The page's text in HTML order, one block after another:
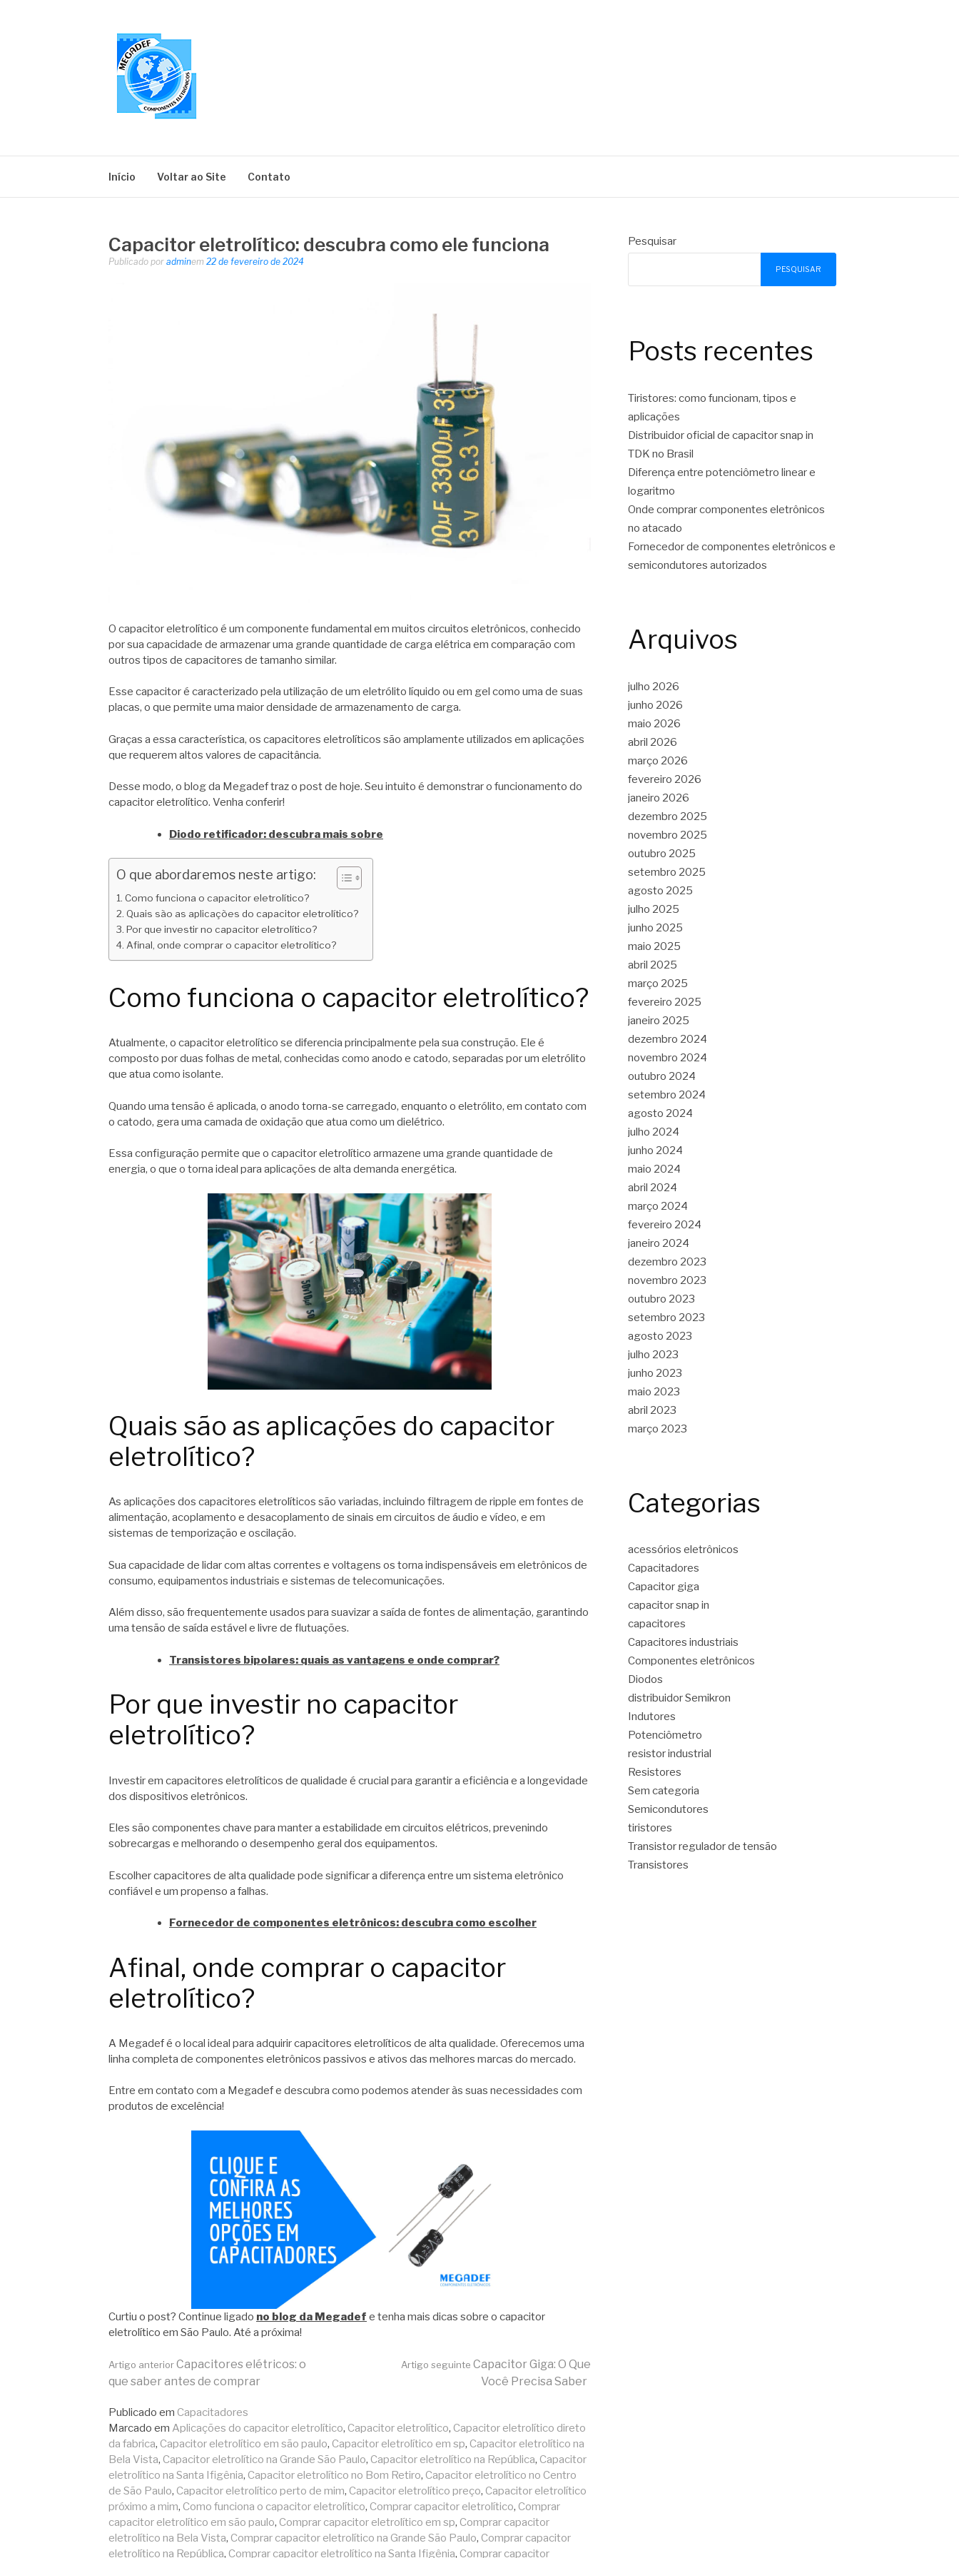
Início Voltar ao Site Contato
Capacitor eletrolítico: descubra como ele funciona
Publicado por adminem 22 de fevereiro de 2024
O capacitor eletrolítico é um componente fundamental em muitos circuitos eletrônicos, conhecido
por sua capacidade de armazenar uma grande quantidade de carga elétrica em comparação com
outros tipos de capacitores de tamanho similar.
Esse capacitor é caracterizado pela utilização de um eletrólito líquido ou em gel como uma de suas
placas, o que permite uma maior densidade de armazenamento de carga.
Graças a essa característica, os capacitores eletrolíticos são amplamente utilizados em aplicações
que requerem altos valores de capacitância.
Desse modo, o blog da Megadef traz o post de hoje. Seu intuito é demonstrar o funcionamento do
capacitor eletrolítico. Venha conferir!
Diodo retificador: descubra mais sobre
O que abordaremos neste artigo:
Como funciona o capacitor eletrolítico?
Quais são as aplicações do capacitor eletrolítico?
Por que investir no capacitor eletrolítico?
Afinal, onde comprar o capacitor eletrolítico?
Como funciona o capacitor eletrolítico?
Atualmente, o capacitor eletrolítico se diferencia principalmente pela sua construção. Ele é
composto por duas folhas de metal, conhecidas como anodo e catodo, separadas por um eletrólito
que atua como isolante.
Quando uma tensão é aplicada, o anodo torna-se carregado, enquanto o eletrólito, em contato com
o catodo, gera uma camada de oxidação que atua como um dielétrico.
Essa configuração permite que o capacitor eletrolítico armazene uma grande quantidade de
energia, o que o torna ideal para aplicações de alta demanda energética.
Quais são as aplicações do capacitor
eletrolítico?
As aplicações dos capacitores eletrolíticos são variadas, incluindo filtragem de ripple em fontes de
alimentação, acoplamento e desacoplamento de sinais em circuitos de áudio e vídeo, e em
sistemas de temporização e oscilação.
Sua capacidade de lidar com altas correntes e voltagens os torna indispensáveis em eletrônicos de
consumo, equipamentos industriais e sistemas de telecomunicações.
Além disso, são frequentemente usados para suavizar a saída de fontes de alimentação, garantindo
uma tensão de saída estável e livre de flutuações.
Transistores bipolares: quais as vantagens e onde comprar?
Por que investir no capacitor
eletrolítico?
Investir em capacitores eletrolíticos de qualidade é crucial para garantir a eficiência e a longevidade
dos dispositivos eletrônicos.
Eles são componentes chave para manter a estabilidade em circuitos elétricos, prevenindo
sobrecargas e melhorando o desempenho geral dos equipamentos.
Escolher capacitores de alta qualidade pode significar a diferença entre um sistema eletrônico
confiável e um propenso a falhas.
Fornecedor de componentes eletrônicos: descubra como escolher
Afinal, onde comprar o capacitor
eletrolítico?
A Megadef é o local ideal para adquirir capacitores eletrolíticos de alta qualidade. Oferecemos uma
linha completa de componentes eletrônicos passivos e ativos das melhores marcas do mercado.
Entre em contato com a Megadef e descubra como podemos atender às suas necessidades com
produtos de excelência!
Curtiu o post? Continue ligado no blog da Megadef e tenha mais dicas sobre o capacitor
eletrolítico em São Paulo. Até a próxima!
Continue
lendo
Artigo anteriorCapacitores elétricos: o
que saber antes de comprar
Artigo seguinte Capacitor Giga: O Que
Você Precisa Saber
Publicado em Capacitadores
Marcado em Aplicações do capacitor eletrolítico, Capacitor eletrolítico, Capacitor eletrolítico direto
da fabrica, Capacitor eletrolítico em são paulo, Capacitor eletrolítico em sp, Capacitor eletrolítico na
Bela Vista, Capacitor eletrolítico na Grande São Paulo, Capacitor eletrolítico na República, Capacitor
eletrolítico na Santa Ifigênia, Capacitor eletrolítico no Bom Retiro, Capacitor eletrolítico no Centro
de São Paulo, Capacitor eletrolítico perto de mim, Capacitor eletrolítico preço, Capacitor eletrolítico
próximo a mim, Como funciona o capacitor eletrolítico, Comprar capacitor eletrolítico, Comprar
capacitor eletrolítico em são paulo, Comprar capacitor eletrolítico em sp, Comprar capacitor
eletrolítico na Bela Vista, Comprar capacitor eletrolítico na Grande São Paulo, Comprar capacitor
eletrolítico na República, Comprar capacitor eletrolítico na Santa Ifigênia, Comprar capacitor
Pesquisar
PESQUISAR
Posts recentes
Tiristores: como funcionam, tipos e
aplicações
Distribuidor oficial de capacitor snap in
TDK no Brasil
Diferença entre potenciômetro linear e
logaritmo
Onde comprar componentes eletrônicos
no atacado
Fornecedor de componentes eletrônicos e
semicondutores autorizados
Arquivos
julho 2026
junho 2026
maio 2026
abril 2026
março 2026
fevereiro 2026
janeiro 2026
dezembro 2025
novembro 2025
outubro 2025
setembro 2025
agosto 2025
julho 2025
junho 2025
maio 2025
abril 2025
março 2025
fevereiro 2025
janeiro 2025
dezembro 2024
novembro 2024
outubro 2024
setembro 2024
agosto 2024
julho 2024
junho 2024
maio 2024
abril 2024
março 2024
fevereiro 2024
janeiro 2024
dezembro 2023
novembro 2023
outubro 2023
setembro 2023
agosto 2023
julho 2023
junho 2023
maio 2023
abril 2023
março 2023
Categorias
acessórios eletrônicos
Capacitadores
Capacitor giga
capacitor snap in
capacitores
Capacitores industriais
Componentes eletrônicos
Diodos
distribuidor Semikron
Indutores
Potenciômetro
resistor industrial
Resistores
Sem categoria
Semicondutores
tiristores
Transistor regulador de tensão
Transistores